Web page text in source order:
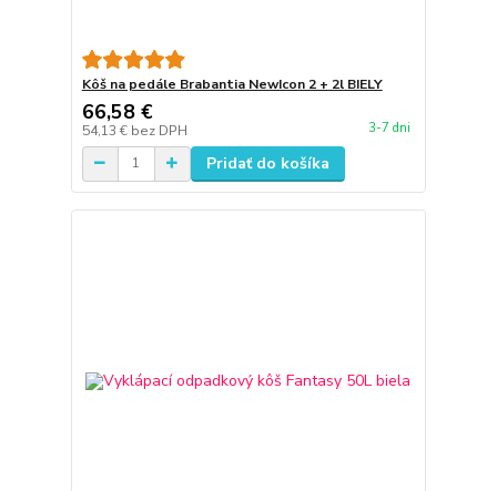
Kôš na pedále Brabantia NewIcon 2 + 2l BIELY
66,58 €
54,13 € bez DPH 3-7 dni
Pridať do košíka